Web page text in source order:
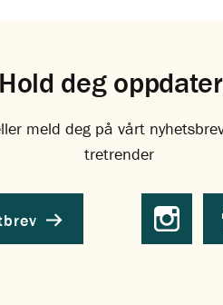
Hold deg
meld deg på vårt
tretrender